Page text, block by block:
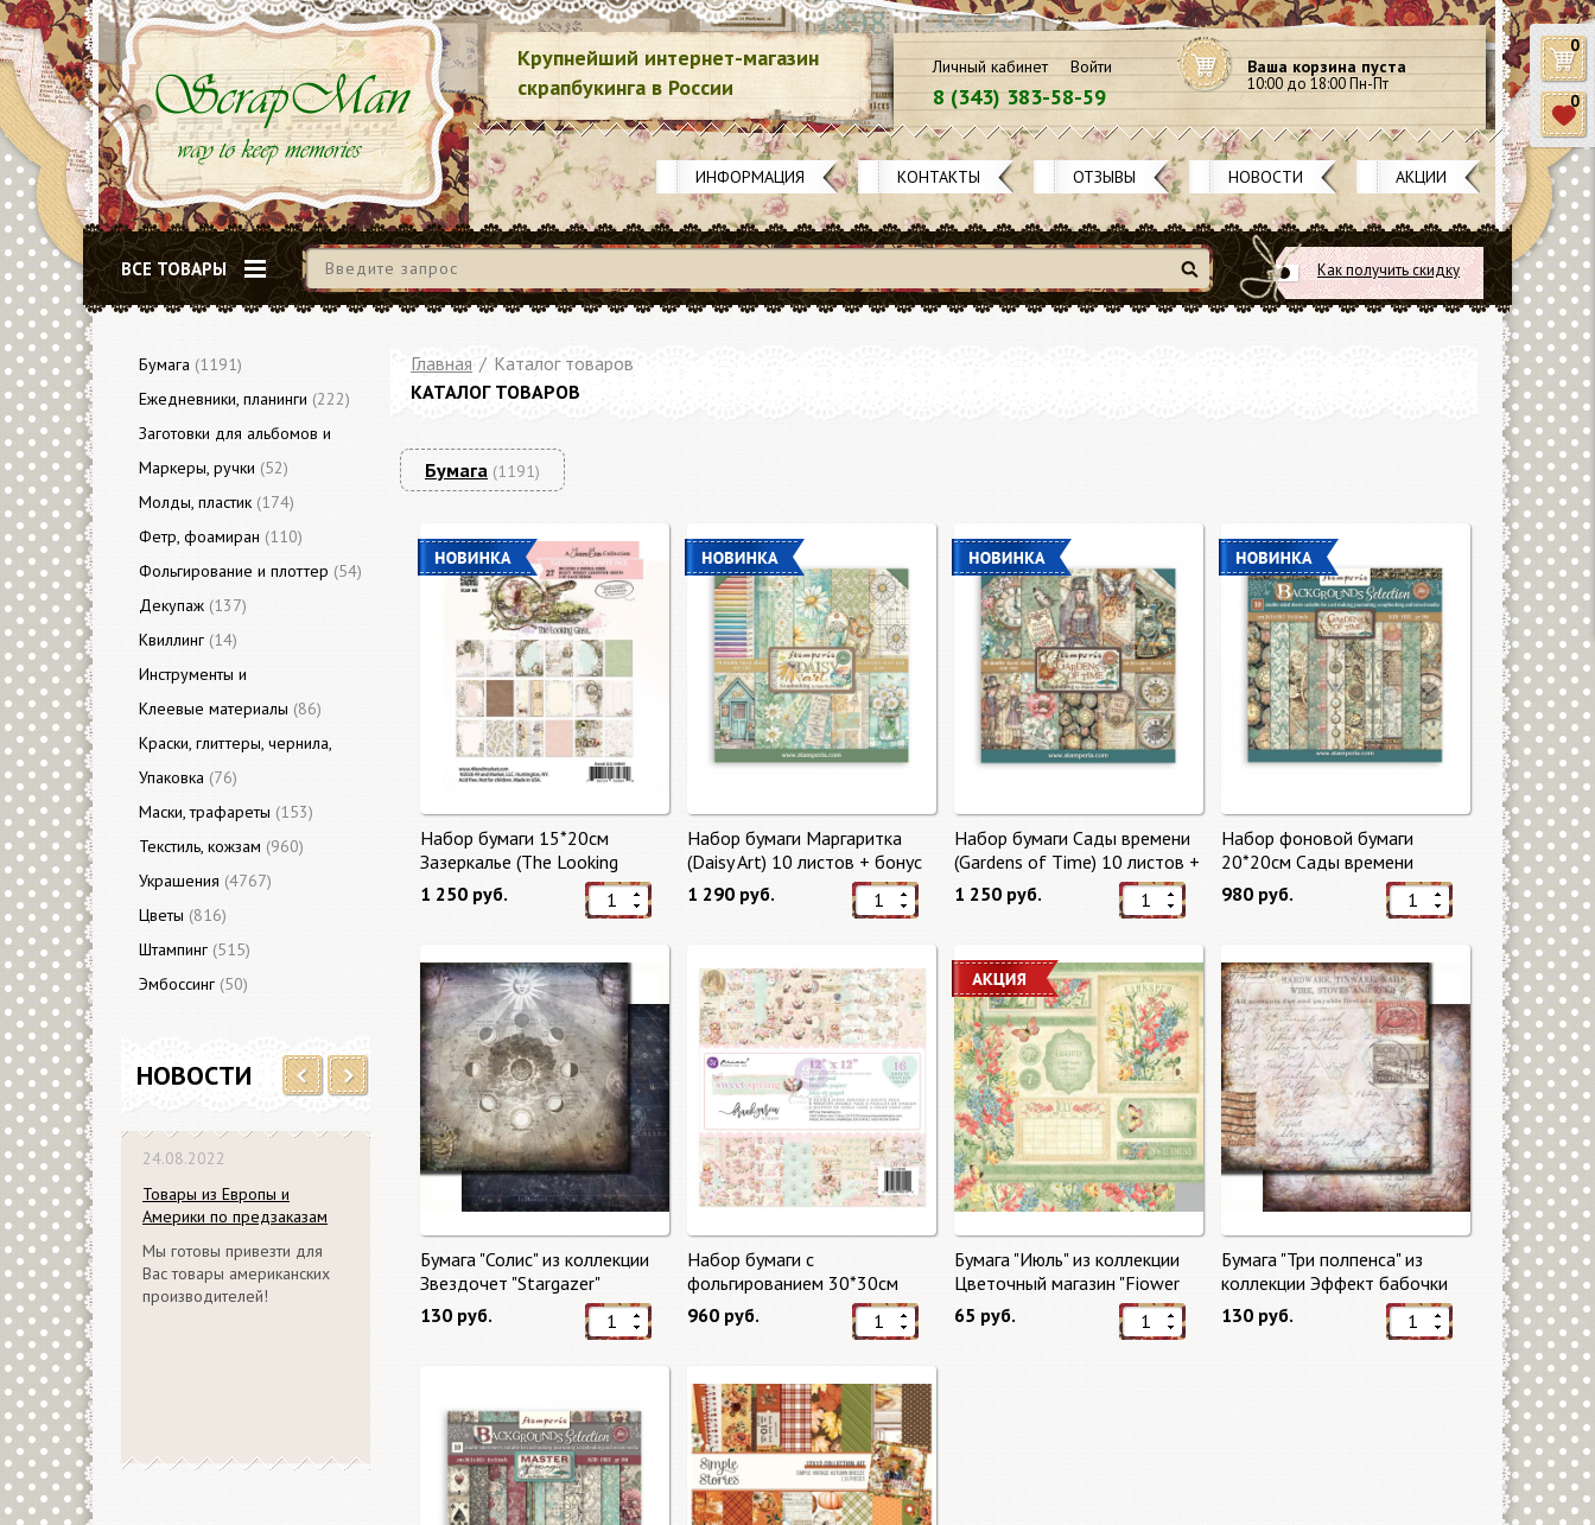
Ваша корзина пуста
10:00 до 18:00 Пн-Пт
Личный кабинет Войти
8 (343) 383-58-59
Крупнейший интернет-магазин
скрапбукинга в России
ИНФОРМАЦИЯ КОНТАКТЫ ОТЗЫВЫ НОВОСТИ АКЦИИ
Как получить скидку
Найти
ВСЕ ТОВАРЫ
Бумага (1191)
Ежедневники, планинги (222)
Заготовки для альбомов и
блокнотов(79)
Маркеры, ручки (52)
Молды, пластик (174)
Фетр, фоамиран (110)
Фольгирование и плоттер (54)
Декупаж (137)
Квиллинг (14)
Инструменты и
приспособления(3313)
Клеевые материалы (86)
Краски, глиттеры, чернила,
акценты (421)
Упаковка (76)
Маски, трафареты (153)
Текстиль, кожзам (960)
Украшения (4767)
Цветы (816)
Штампинг (515)
Эмбоссинг (50)
НОВОСТИ
24.08.2022
Товары из Европы и
Америки по предзаказам
Мы готовы привезти для
Вас товары американских
производителей!
Главная / Каталог товаров
КАТАЛОГ ТОВАРОВ
Бумага (1191)
Набор бумаги 15*20см
Зазеркалье (The Looking
Glass) 27 листов от 49 Market
1 250 руб.
Набор бумаги Маргаритка
(Daisy Art) 10 листов + бонус
от Stamperia
1 290 руб.
Набор бумаги Сады времени
(Gardens of Time) 10 листов +
бонус от Stamperia
1 250 руб.
Набор фоновой бумаги
20*20см Сады времени
(Gardens of Time) 10 листов +
бонус от Stamperia
980 руб.
Бумага "Солис" из коллекции
Звездочет "Stargazer"
130 руб.
Набор бумаги с
фольгированием 30*30см
Сладкая весна "Sweet Spring"
8 листов Prima Marketing
960 руб.
Бумага "Июль" из коллекции
Цветочный магазин "Fiower
Market"
65 руб.
Бумага "Три полпенса" из
коллекции Эффект бабочки
"Butterfly Effect"
130 руб.
0
0